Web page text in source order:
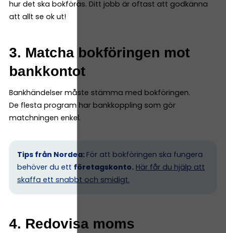
hur det ska bokföras. Ditt jobb är oftast att godkänna
att allt se ok ut!
3. Matcha bokföringen mot
bankkontot
Bankhändelser måste stämma med bokföringen.
De flesta program har bankkoppling som gör
matchningen enkel.
Tips från Nordea: För att bokföringen ska fungera
behöver du ett företagskonto. Här får du hjälp att
skaffa ett snabbt och smidigt.
4. Redovisa moms